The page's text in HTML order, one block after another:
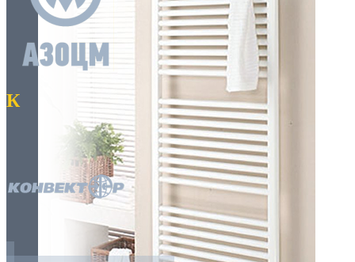
К